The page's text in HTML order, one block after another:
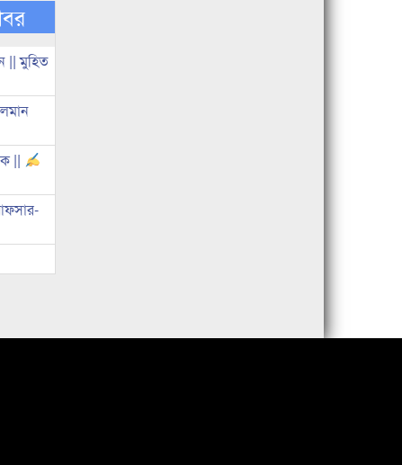
|| মুহিত
||